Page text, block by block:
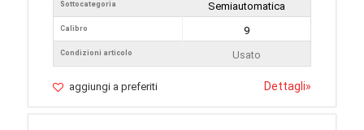
Sottocategoria
Calibro
Condizioni articolo
Semiautomatica
9
Usato
aggiungi a preferiti Dettagli»